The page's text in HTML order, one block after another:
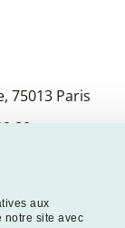
aux
notre site avec
75013 Paris
80